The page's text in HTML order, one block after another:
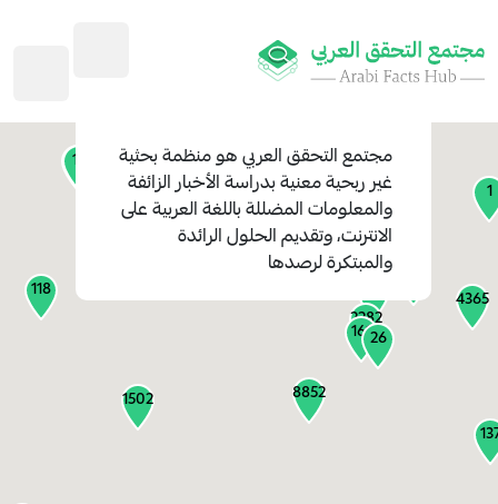
8852
127
45
2282
4365
1502
118
1113
26
1
161
مجتمع التحقق العربيهو منظمة بحثية
غير ربحية معنية بدراسة الأخبار الزائفة
والمعلومات المضللة باللغة العربية على
الانترنت، وتقديم الحلول الرائدة
والمبتكرة لرصدها